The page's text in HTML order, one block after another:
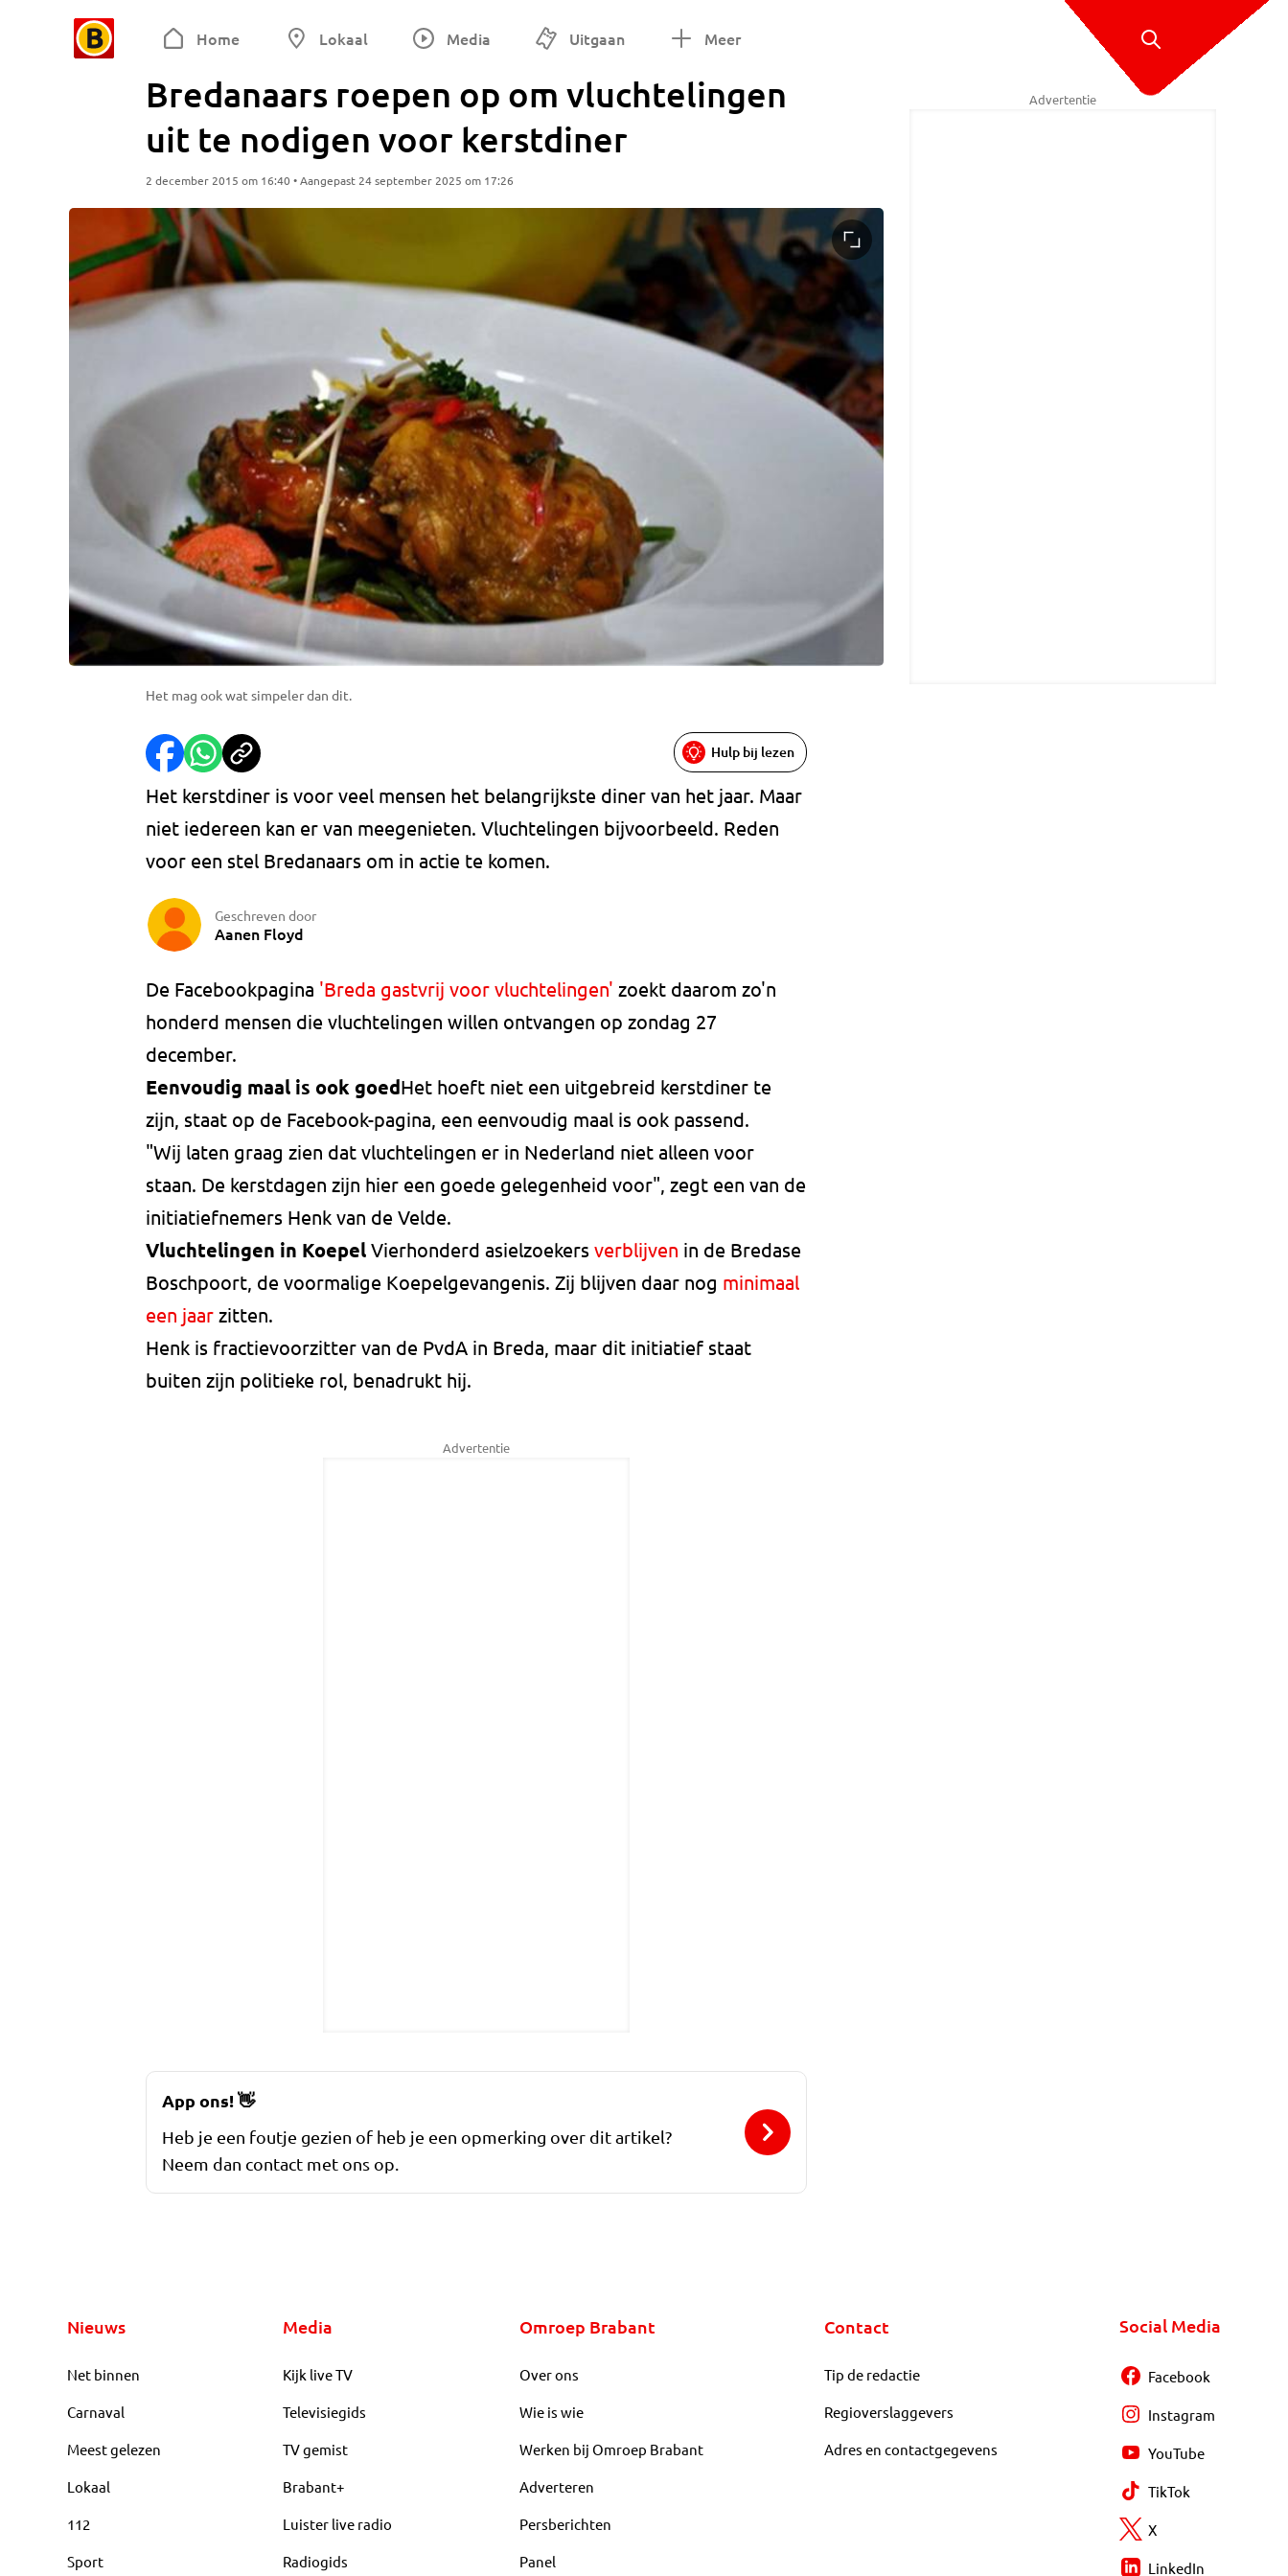
Home Lokaal Media Uitgaan Meer
Bredanaars roepen op om vluchtelingen
uit te nodigen voor kerstdiner
2 december 2015 om 16:40 • Aangepast 24 september 2025 om 17:26
Het mag ook wat simpeler dan dit.
Hulp bij lezen
Het kerstdiner is voor veel mensen het belangrijkste diner van het jaar. Maar
niet iedereen kan er van meegenieten. Vluchtelingen bijvoorbeeld. Reden
voor een stel Bredanaars om in actie te komen.
Geschreven door
Aanen Floyd
De Facebookpagina 'Breda gastvrij voor vluchtelingen' zoekt daarom zo'n
honderd mensen die vluchtelingen willen ontvangen op zondag 27
december.
Eenvoudig maal is ook goedHet hoeft niet een uitgebreid kerstdiner te
zijn, staat op de Facebook-pagina, een eenvoudig maal is ook passend.
"Wij laten graag zien dat vluchtelingen er in Nederland niet alleen voor
staan. De kerstdagen zijn hier een goede gelegenheid voor", zegt een van de
initiatiefnemers Henk van de Velde.
Vluchtelingen in Koepel Vierhonderd asielzoekers verblijven in de Bredase
Boschpoort, de voormalige Koepelgevangenis. Zij blijven daar nog minimaal
een jaar zitten.
Henk is fractievoorzitter van de PvdA in Breda, maar dit initiatief staat
buiten zijn politieke rol, benadrukt hij.
Advertentie
Advertentie
App ons!👋
Heb je een foutje gezien of heb je een opmerking over dit artikel?
Neem dan contact met ons op.
Nieuws
Net binnen
Carnaval
Meest gelezen
Lokaal
112
Sport
Media
Kijk live TV
Televisiegids
TV gemist
Brabant+
Luister live radio
Radiogids
Omroep Brabant
Over ons
Wie is wie
Werken bij Omroep Brabant
Adverteren
Persberichten
Panel
Contact
Tip de redactie
Regioverslaggevers
Adres en contactgegevens
Social Media
Facebook
Instagram
YouTube
TikTok
X
LinkedIn